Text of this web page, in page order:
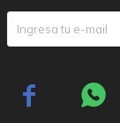
 